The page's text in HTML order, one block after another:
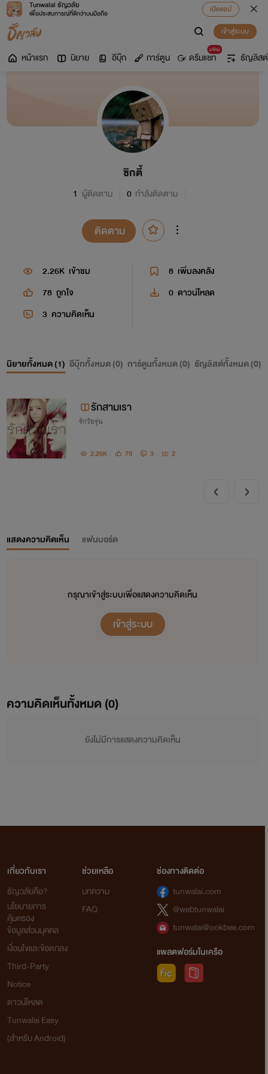
Tunwalai ธัญวลัย
เพื่อประสบการณ์ที่ดีกว่าบนมือถือ
เปิดแอป
เข้าสู่ระบบ
หน้าแรก นิยาย อีบุ๊ก การ์ตูน
มาใหม่
ดรีมแชท ธัญลิสต์
ซิกตี้
1 ผู้ติดตาม 0 กำลังติดตาม
ติดตาม
2.26K เข้าชม 8 เพิ่มลงคลัง
78 ถูกใจ 0 ดาวน์โหลด
3 ความคิดเห็น
นิยายทั้งหมด (1) อีบุ๊กทั้งหมด (0) การ์ตูนทั้งหมด (0) ธัญลิสต์ทั้งหมด (0)
รักสามเรา
รักวัยรุ่น
2.26K 78 3 2
แสดงความคิดเห็น แฟนบอร์ด
กรุณาเข้าสู่ระบบเพื่อแสดงความคิดเห็น
เข้าสู่ระบบ
ความคิดเห็นทั้งหมด (0)
ยังไม่มีการแสดงความคิดเห็น
เกี่ยวกับเรา
ธัญวลัยคือ?
นโยบายการ
คุ้มครอง
ข้อมูลส่วนบุคคล
เงื่อนไขและข้อตกลง
Third-Party
Notice
ดาวน์โหลด
Tunwalai Easy
(สำหรับ Android)
ช่วยเหลือ
บทความ
FAQ
ช่องทางติดต่อ
tunwalai.com
@webtunwalai
tunwalai@ookbee.com
แพลตฟอร์มในเครือ